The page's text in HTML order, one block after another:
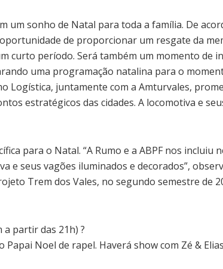
um sonho de Natal para toda a família. De
de proporcionar um resgate da
curto período. Será também um momento de
uma programação natalina para o
Logística, juntamente com a Amturvales,
estratégicos das cidades. A locomotiva e
para o Natal. “A Rumo e a ABPF nos
e seus vagões iluminados e decorados”,
Trem dos Vales, no segundo semestre de
a partir das 21h) ?
Papai Noel de rapel. Haverá show com Zé &